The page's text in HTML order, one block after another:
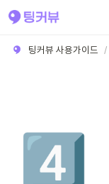
팅커뷰 사용가이드 /
4️⃣